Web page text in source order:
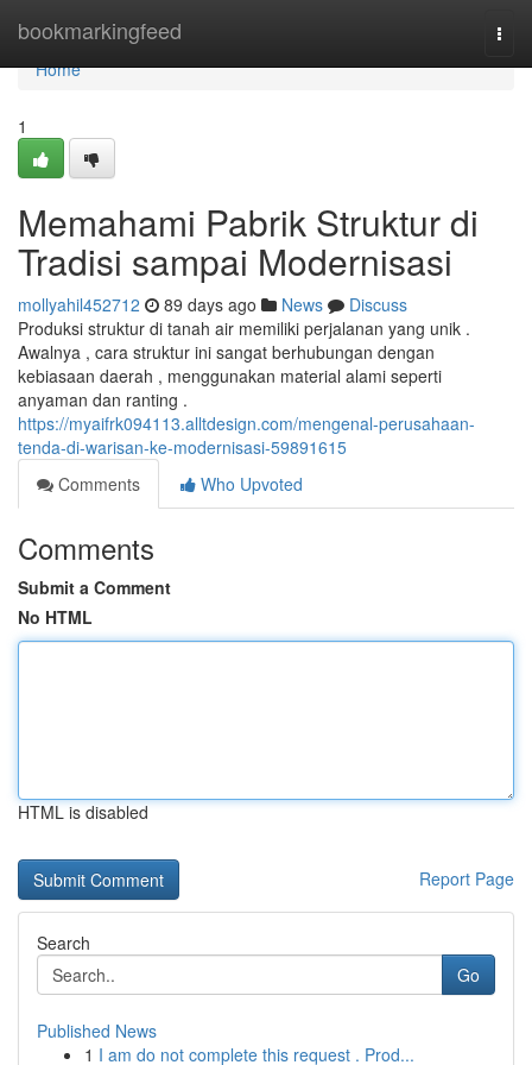
bookmarkingfeed
Home
Home
1
Memahami Pabrik Struktur di
Tradisi sampai Modernisasi
mollyahil452712 89 days ago News
Discuss
Produksi struktur di tanah air memiliki perjalanan yang unik .
Awalnya , cara struktur ini sangat berhubungan dengan
kebiasaan daerah , menggunakan material alami seperti
anyaman dan ranting .
https://myaifrk094113.alltdesign.com/mengenal-perusahaan-
tenda-di-warisan-ke-modernisasi-59891615
Comments
Who Upvoted
Comments
Submit a Comment
No HTML
HTML is disabled
Report Page
Search
Go
Published News
1 I am do not complete this request . Prod...